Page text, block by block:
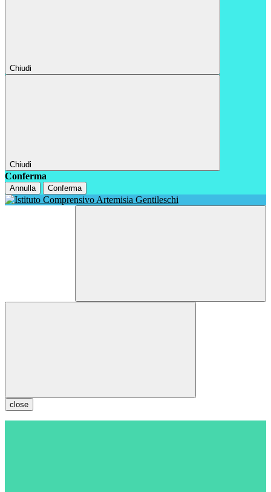
Chiudi
Chiudi
Conferma
Annulla Conferma
close